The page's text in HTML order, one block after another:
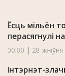
Ёсць мільён
перасягнулі
00:00 | 28
Інтэрнэт-